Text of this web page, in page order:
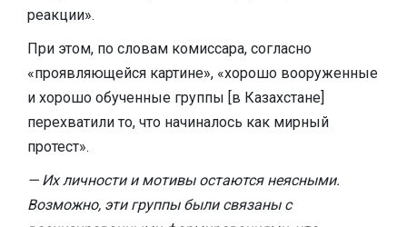
реакции».
При этом, по словам комиссара, согласно
«проявляющейся картине», «хорошо вооруженные
и хорошо обученные группы [в Казахстане]
перехватили то, что начиналось как мирный
протест».
— Их личности и мотивы остаются неясными.
Возможно, эти группы были связаны с